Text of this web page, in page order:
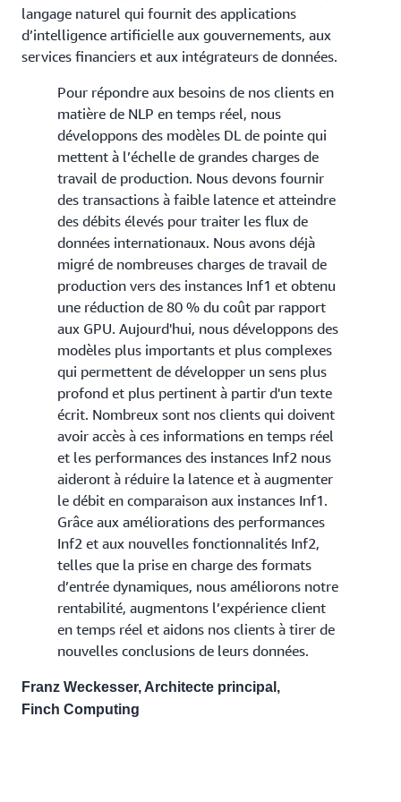
langage naturel qui fournit des applications
d’intelligence artificielle aux gouvernements, aux
services financiers et aux intégrateurs de données.
Pour répondre aux besoins de nos clients en
matière de NLP en temps réel, nous
développons des modèles DL de pointe qui
mettent à l’échelle de grandes charges de
travail de production. Nous devons fournir
des transactions à faible latence et atteindre
des débits élevés pour traiter les flux de
données internationaux. Nous avons déjà
migré de nombreuses charges de travail de
production vers des instances Inf1 et obtenu
une réduction de 80 % du coût par rapport
aux GPU. Aujourd'hui, nous développons des
modèles plus importants et plus complexes
qui permettent de développer un sens plus
profond et plus pertinent à partir d'un texte
écrit. Nombreux sont nos clients qui doivent
avoir accès à ces informations en temps réel
et les performances des instances Inf2 nous
aideront à réduire la latence et à augmenter
le débit en comparaison aux instances Inf1.
Grâce aux améliorations des performances
Inf2 et aux nouvelles fonctionnalités Inf2,
telles que la prise en charge des formats
d’entrée dynamiques, nous améliorons notre
rentabilité, augmentons l’expérience client
en temps réel et aidons nos clients à tirer de
nouvelles conclusions de leurs données.
Franz Weckesser, Architecte principal,
Finch Computing